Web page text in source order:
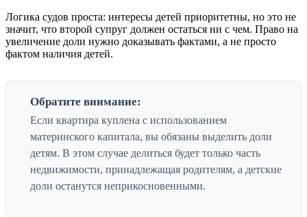
Логика судов проста: интересы детей приоритетны, но это не
значит, что второй супруг должен остаться ни с чем. Право на
увеличение доли нужно доказывать фактами, а не просто
фактом наличия детей.
Обратите внимание:
Если квартира куплена с использованием
материнского капитала, вы обязаны выделить доли
детям. В этом случае делиться будет только часть
недвижимости, принадлежащая родителям, а детские
доли останутся неприкосновенными.